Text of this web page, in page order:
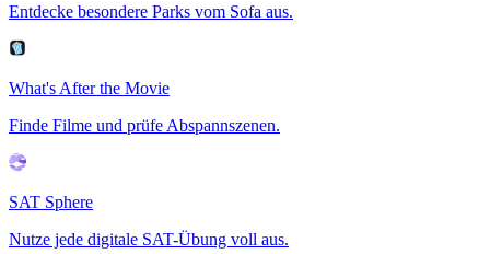
Entdecke besondere Parks vom Sofa aus.
What's After the Movie
Finde Filme und prüfe Abspannszenen.
SAT Sphere
Nutze jede digitale SAT-Übung voll aus.